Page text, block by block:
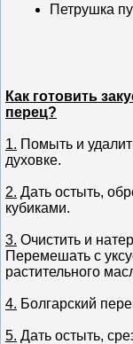
Петрушка
Как готовить
перец?
1. Помыть и
духовке.
2. Дать остыть,
кубиками.
3. Очистить и
Перемешать с
растительного
4. Болгарский
5. Дать остыть,